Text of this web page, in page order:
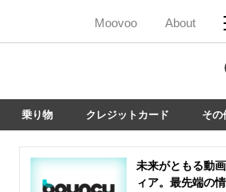
Moovoo About
乗り物 クレジットカード その
未来がともる動
ィア。最先端の